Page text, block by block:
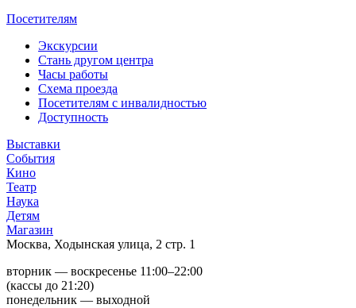
Посетителям
Экскурсии
Стань другом центра
Часы работы
Схема проезда
Посетителям с инвалидностью
Доступность
Выставки
События
Кино
Театр
Наука
Детям
Магазин
Москва, Ходынская улица, 2 стр. 1
вторник — воскресенье 11:00–22:00
(кассы до 21:20)
понедельник — выходной